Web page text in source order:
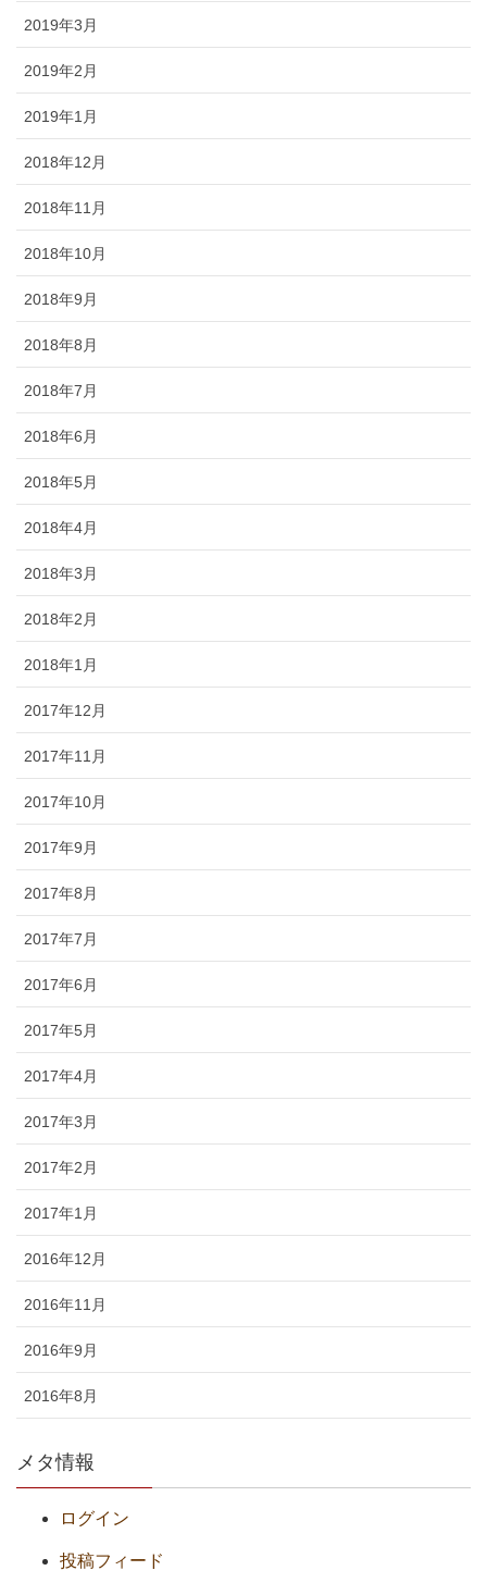
2019年3月
2019年2月
2019年1月
2018年12月
2018年11月
2018年10月
2018年9月
2018年8月
2018年7月
2018年6月
2018年5月
2018年4月
2018年3月
2018年2月
2018年1月
2017年12月
2017年11月
2017年10月
2017年9月
2017年8月
2017年7月
2017年6月
2017年5月
2017年4月
2017年3月
2017年2月
2017年1月
2016年12月
2016年11月
2016年9月
2016年8月
メタ情報
ログイン
投稿フィード